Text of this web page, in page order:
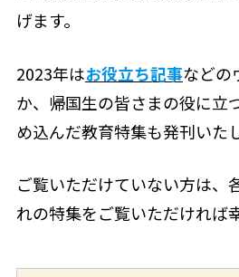
げます。
2023年はお役立ち記事などの
か、帰国生の皆さまの役に立
め込んだ教育特集も発刊いた
ご覧いただけていない方は、
れの特集をご覧いただければ